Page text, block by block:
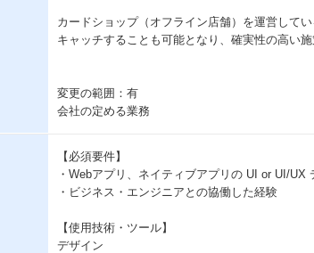
カードショップ（オフライン店舗）を運営して
キャッチすることも可能となり、確実性の高い
変更の範囲：有
会社の定める業務
【必須要件】
・Webアプリ、ネイティブアプリの UI or UI/UX
・ビジネス・エンジニアとの協働した経験
【使用技術・ツール】
デザイン